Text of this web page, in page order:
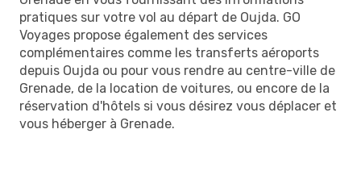
pratiques sur votre vol au départ de Oujda. GO
Voyages propose également des services
complémentaires comme les transferts aéroports
depuis Oujda ou pour vous rendre au centre-ville de
Grenade, de la location de voitures, ou encore de la
réservation d'hôtels si vous désirez vous déplacer et
vous héberger à Grenade.